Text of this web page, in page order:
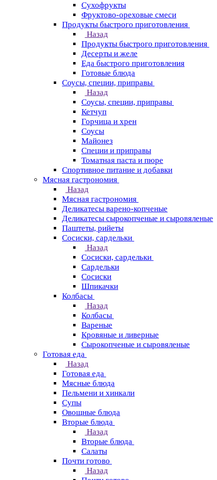
Сухофрукты
Фруктово-ореховые смеси
Продукты быстрого приготовления
Назад
Продукты быстрого приготовления
Десерты и желе
Еда быстрого приготовления
Готовые блюда
Соусы, специи, приправы
Назад
Соусы, специи, приправы
Кетчуп
Горчица и хрен
Соусы
Майонез
Специи и приправы
Томатная паста и пюре
Спортивное питание и добавки
Мясная гастрономия
Назад
Мясная гастрономия
Деликатесы варено-копченые
Деликатесы сырокопченые и сыровяленые
Паштеты, рийеты
Сосиски, сардельки
Назад
Сосиски, сардельки
Сардельки
Сосиски
Шпикачки
Колбасы
Назад
Колбасы
Вареные
Кровяные и ливерные
Сырокопченые и сыровяленые
Готовая еда
Назад
Готовая еда
Мясные блюда
Пельмени и хинкали
Супы
Овощные блюда
Вторые блюда
Назад
Вторые блюда
Салаты
Почти готово
Назад